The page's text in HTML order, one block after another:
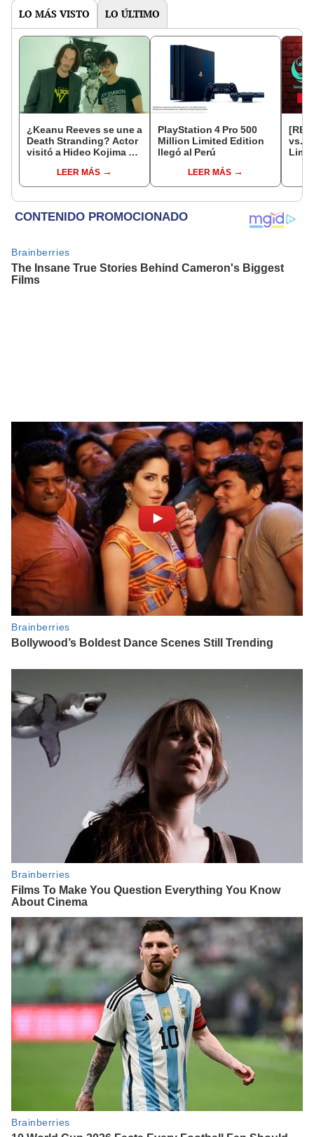
LO MÁS VISTO LO ÚLTIMO
¿Keanu Reeves se une a
Death Stranding? Actor
visitó a Hideo Kojima en
VIDEO]LEER MÁS
PlayStation 4 Pro 500
Million Limited Edition
llegó al Perú
LEER MÁS
vs.
Lima
de